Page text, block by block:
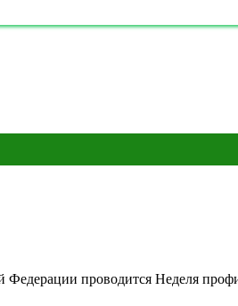
проводится Неделя